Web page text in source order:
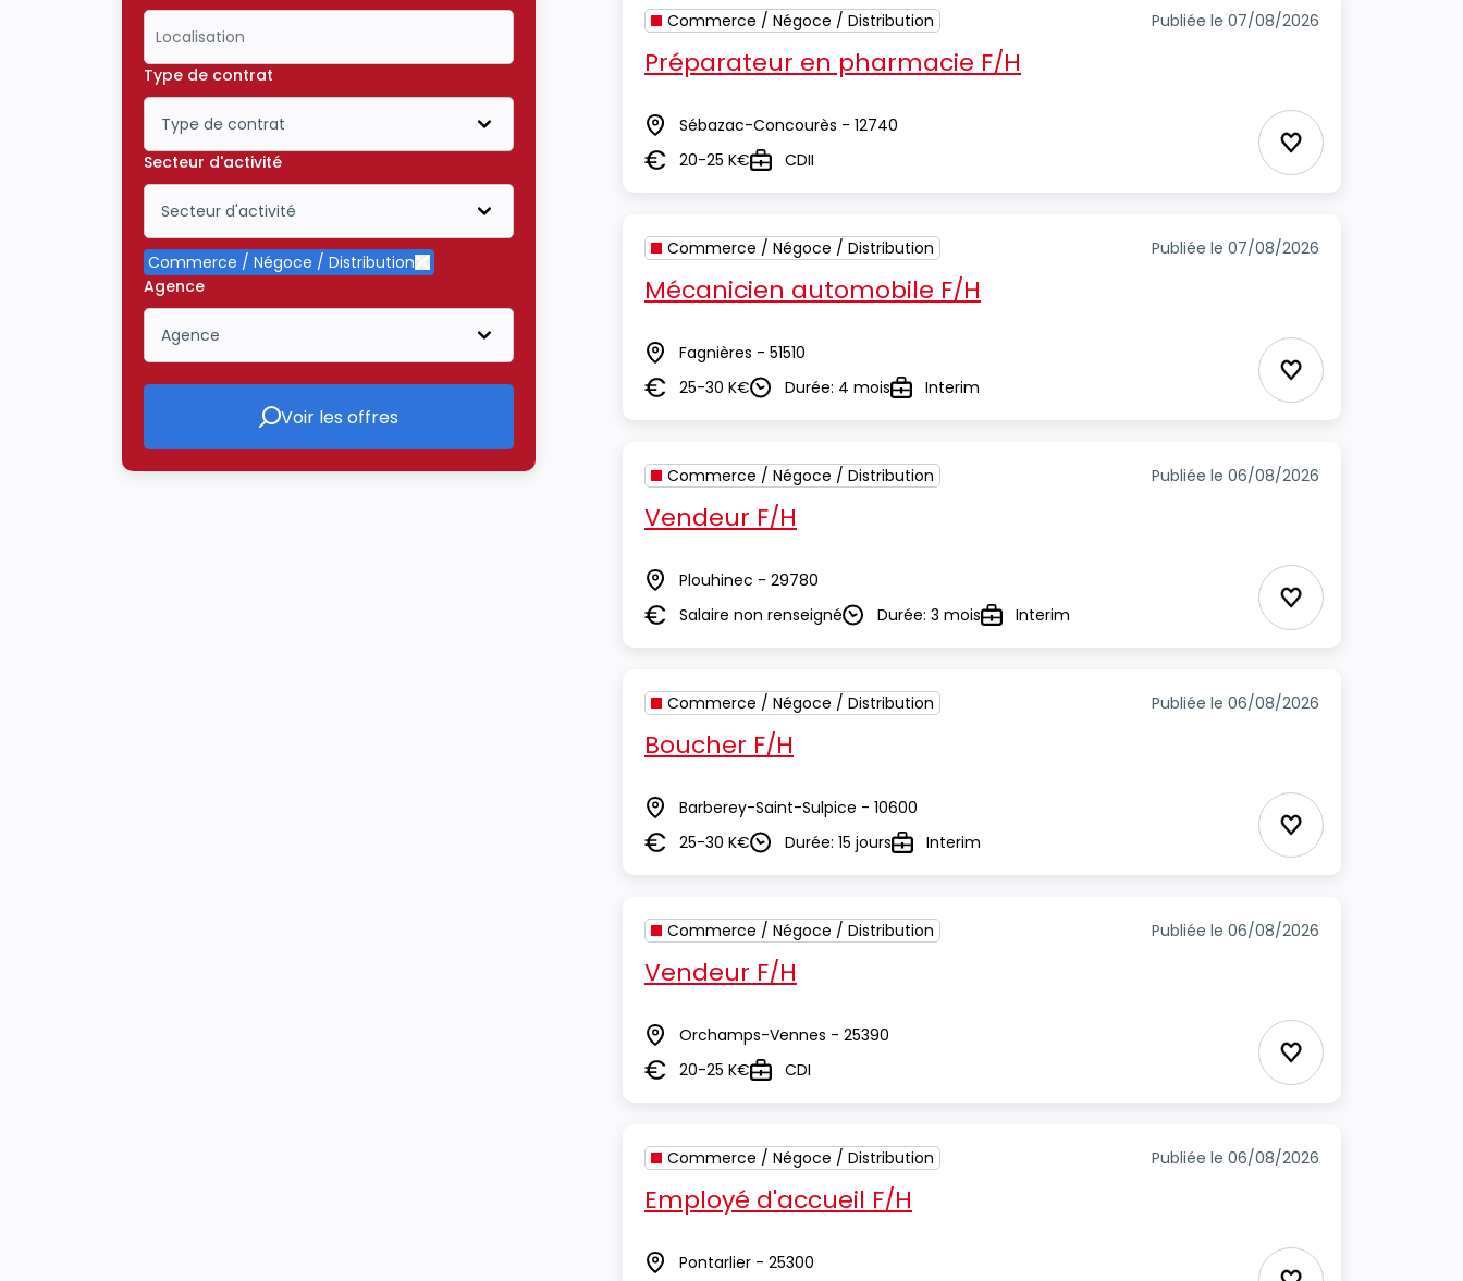
Type de contrat
Type de contrat
Icône ouvrir la liste déroulante
Secteur d'activité
Secteur d'activité
Icône ouvrir la liste déroulante
Commerce / Négoce / Distribution
Supprimer le critère Commerce / Négoce / Distribution
Agence
Agence
Icône ouvrir la liste déroulante
Voir les offres
Voir les offres
Commerce / Négoce / Distribution Publiée le 07/08/2026
Préparateur en pharmacie F/H
Lieu Sébazac-Concourès - 12740
Salaire20-25 K€TypeCDII Ajouter aux
Commerce / Négoce / Distribution Publiée le 07/08/2026
Mécanicien automobile F/H
Lieu Fagnières - 51510
Salaire25-30 K€DuréeDurée: 4 moisTypeInterim Ajouter aux
Commerce / Négoce / Distribution Publiée le 06/08/2026
Vendeur F/H
Lieu Plouhinec - 29780
SalaireSalaire non renseignéDuréeDurée: 3 moisTypeInterim Ajouter aux
Commerce / Négoce / Distribution Publiée le 06/08/2026
Boucher F/H
Lieu Barberey-Saint-Sulpice - 10600
Salaire25-30 K€DuréeDurée: 15 joursTypeInterim Ajouter aux
Commerce / Négoce / Distribution Publiée le 06/08/2026
Vendeur F/H
Lieu Orchamps-Vennes - 25390
Salaire20-25 K€TypeCDI Ajouter aux
Commerce / Négoce / Distribution Publiée le 06/08/2026
Employé d'accueil F/H
Lieu Pontarlier - 25300